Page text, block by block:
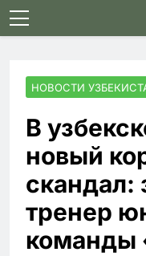
Skip
to
НОВОСТИ
В
новый
скандал:
тренер
команды